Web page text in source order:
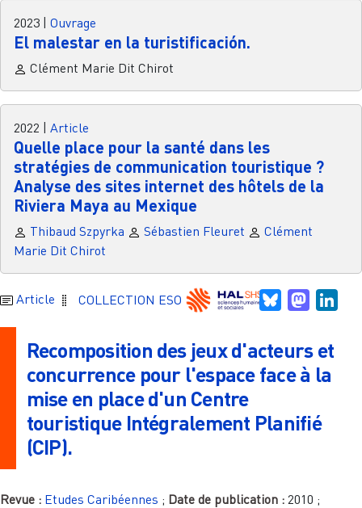
2023 Ouvrage
El malestar en la turistificación.
Clément Marie Dit Chirot
2022 Article
Quelle place pour la santé dans les
stratégies de communication touristique ?
Analyse des sites internet des hôtels de la
Riviera Maya au Mexique
Thibaud Szpyrka Sébastien Fleuret
Clément
Marie Dit Chirot
Article COLLECTION ESO Bluesky
Recomposition des jeux d'acteurs et
concurrence pour l'espace face à la
mise en place d'un Centre
touristique Intégralement Planifié
(CIP).
Revue : Etudes Caribéennes ; Date de publication : 2010 ;